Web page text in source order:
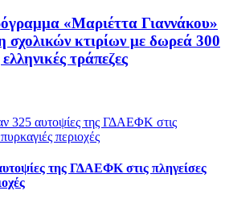
«Μαριέττα Γιαννάκου»
σχολικών κτιρίων με δωρεά 300
τράπεζες
της ΓΔΑΕΦΚ στις πληγείσες